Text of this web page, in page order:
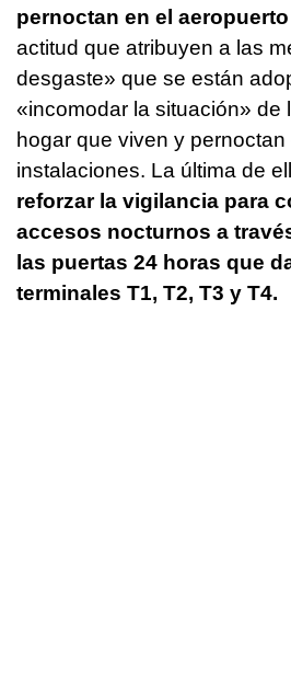
pernoctan en el
actitud que atribuyen a las
desgaste» que se están
«incomodar la situación» de
hogar que viven y
instalaciones. La última de
reforzar la vigilancia para
accesos nocturnos a
las puertas 24 horas que
terminales T1, T2, T3 y T4.